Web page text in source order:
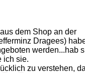
dem Shop an der
Dragees)
werden...hab
ich sie.
zu verstehen,